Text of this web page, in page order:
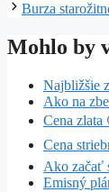
Burza
Mohlo by
Najbližšie
Ako na
Cena zlata
Cena
Ako začať
Emisný